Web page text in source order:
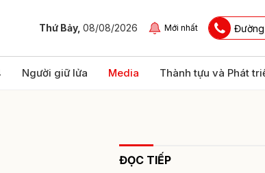
Thứ Bảy, 08/08/2026 Mới nhất
Người giữ lửa Media Thành tựu và Phát
ĐỌC TIẾP